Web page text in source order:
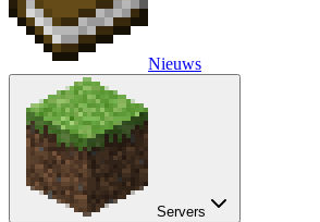
Nieuws
Servers